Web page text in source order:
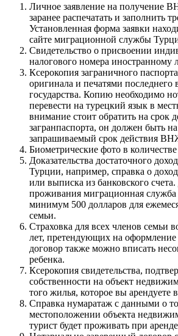
Личное заявление на получение
заранее распечатать и заполнить
Установленная форма заявки
сайте миграционной службы
Свидетельство о присвоении
налогового номера иностранному
Ксерокопия заграничного
оригинала и печатями последнего
государства. Копию необходимо
перевести на турецкий язык в
внимание стоит обратить на срок
загранпаспорта, он должен быть
запрашиваемый срок действия
Биометрические фото в
Доказательства достаточного
Турции, например, справка о
или выписка из банковского
проживания миграционная служба
минимум 500 долларов для
семьи.
Страховка для всех членов семьи
лет, претендующих на
договор также можно вписать
ребенка.
Ксерокопия свидетельства,
собственности на объект
того жилья, которое вы арендуете
Справка нумаратаж с данными о
местоположении объекта
турист будет проживать при